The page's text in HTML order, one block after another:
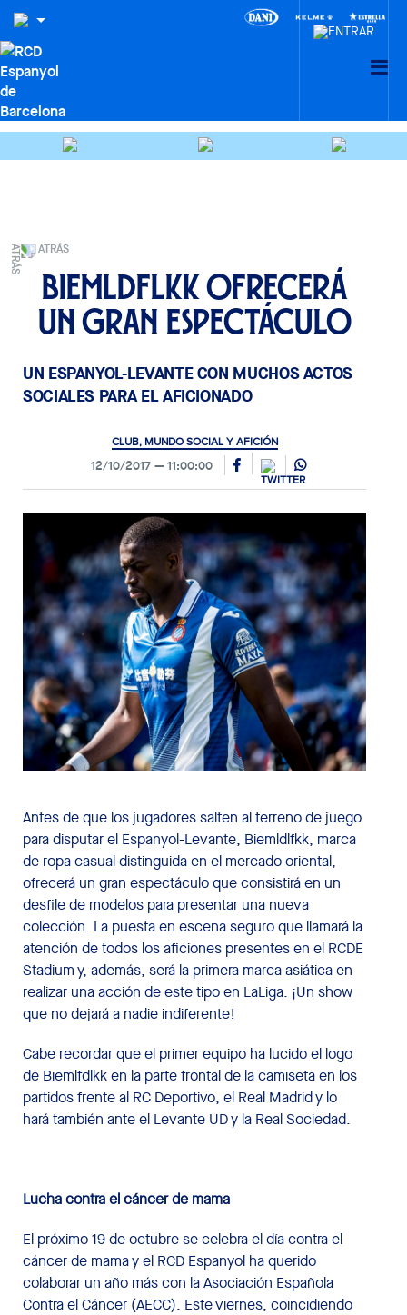
ATRÁS
Biemldflkk ofrecerá
un gran espectáculo
UN ESPANYOL-LEVANTE CON MUCHOS ACTOS
SOCIALES PARA EL AFICIONADO
CLUB, MUNDO SOCIAL Y AFICIÓN
12/10/2017 11:00:00
Antes de que los jugadores salten al terreno de juego
para disputar el Espanyol-Levante, Biemldlfkk, marca
de ropa casual distinguida en el mercado oriental,
ofrecerá un gran espectáculo que consistirá en un
desfile de modelos para presentar una nueva
colección. La puesta en escena seguro que llamará la
atención de todos los aficiones presentes en el RCDE
Stadium y, además, será la primera marca asiática en
realizar una acción de este tipo en LaLiga. ¡Un show
que no dejará a nadie indiferente!
Cabe recordar que el primer equipo ha lucido el logo
de Biemlfdlkk en la parte frontal de la camiseta en los
partidos frente al RC Deportivo, el Real Madrid y lo
hará también ante el Levante UD y la Real Sociedad.
Lucha contra el cáncer de mama
El próximo 19 de octubre se celebra el día contra el
cáncer de mama y el RCD Espanyol ha querido
colaborar un año más con la Asociación Española
Contra el Cáncer (AECC). Este viernes, coincidiendo